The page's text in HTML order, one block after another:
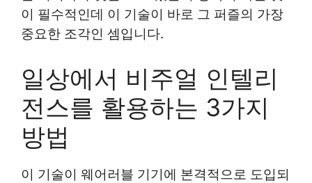
이 필수적인데 이 기술이 바로 그 퍼즐의 가장
중요한 조각인 셈입니다.
일상에서 비주얼 인텔리
전스를 활용하는 3가지
방법
이 기술이 웨어러블 기기에 본격적으로 도입되